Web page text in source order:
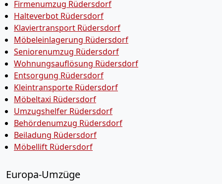
Firmenumzug Rüdersdorf
Halteverbot Rüdersdorf
Klaviertransport Rüdersdorf
Möbeleinlagerung Rüdersdorf
Seniorenumzug Rüdersdorf
Wohnungsauflösung Rüdersdorf
Entsorgung Rüdersdorf
Kleintransporte Rüdersdorf
Möbeltaxi Rüdersdorf
Umzugshelfer Rüdersdorf
Behördenumzug Rüdersdorf
Beiladung Rüdersdorf
Möbellift Rüdersdorf
Europa-Umzüge